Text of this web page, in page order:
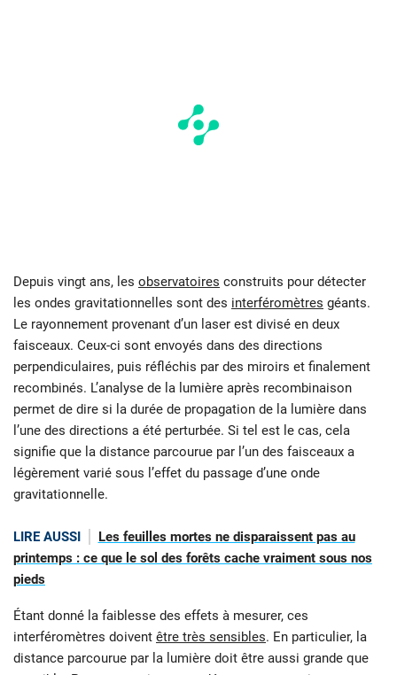
Depuis vingt ans, les observatoires construits pour détecter
les ondes gravitationnelles sont des interféromètres géants.
Le rayonnement provenant d’un laser est divisé en deux
faisceaux. Ceux-ci sont envoyés dans des directions
perpendiculaires, puis réfléchis par des miroirs et finalement
recombinés. L’analyse de la lumière après recombinaison
permet de dire si la durée de propagation de la lumière dans
l’une des directions a été perturbée. Si tel est le cas, cela
signifie que la distance parcourue par l’un des faisceaux a
légèrement varié sous l’effet du passage d’une onde
gravitationnelle.
LIRE AUSSI
Les feuilles mortes ne disparaissent pas au
printemps : ce que le sol des forêts cache vraiment sous nos
pieds
Étant donné la faiblesse des effets à mesurer, ces
interféromètres doivent être très sensibles. En particulier, la
distance parcourue par la lumière doit être aussi grande que